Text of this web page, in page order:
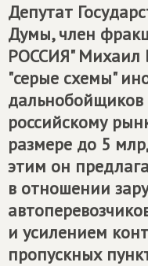
Депутат
Думы, член
РОССИЯ" Михаил
"серые схемы"
российскому
размере до 5
этим он
в отношении
и усилением
пропускных